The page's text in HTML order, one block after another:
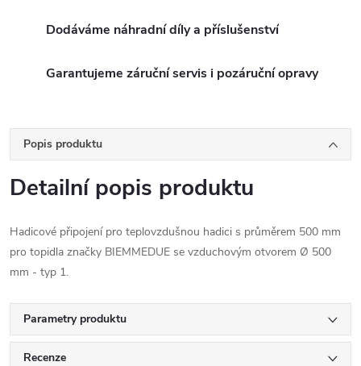
Dodáváme náhradní díly a příslušenství
Garantujeme záruční servis i pozáruční opravy
Popis produktu
Detailní popis produktu
Hadicové připojení pro teplovzdušnou hadici s průměrem 500 mm
pro topidla značky BIEMMEDUE se vzduchovým otvorem Ø 500
mm - typ 1.
Parametry produktu
Recenze